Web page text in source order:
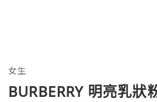
女生
BURBERRY 明亮乳狀